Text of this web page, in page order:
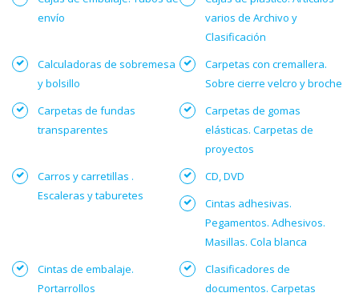
envío
varios de Archivo y
Clasificación
Calculadoras de sobremesa
y bolsillo
Carpetas con cremallera.
Sobre cierre velcro y broche
Carpetas de fundas
transparentes
Carpetas de gomas
elásticas. Carpetas de
proyectos
Carros y carretillas .
Escaleras y taburetes
CD, DVD
Cintas adhesivas.
Pegamentos. Adhesivos.
Masillas. Cola blanca
Cintas de embalaje.
Portarrollos
Clasificadores de
documentos. Carpetas